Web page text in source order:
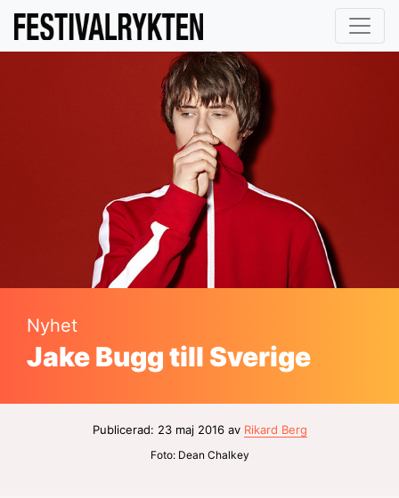
Nyhet
Jake Bugg till Sverige
Publicerad: 23 maj 2016 av Rikard Berg
Foto: Dean Chalkey